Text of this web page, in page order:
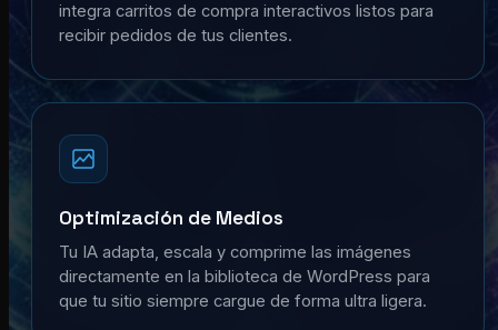
integra carritos de compra interactivos listos para
recibir pedidos de tus clientes.
Optimización de Medios
Tu IA adapta, escala y comprime las imágenes
directamente en la biblioteca de WordPress para
que tu sitio siempre cargue de forma ultra ligera.